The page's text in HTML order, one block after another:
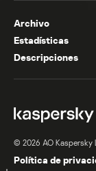
Archivo
Estadísticas
Descripciones
© 2026 AO Kaspersky
Política de